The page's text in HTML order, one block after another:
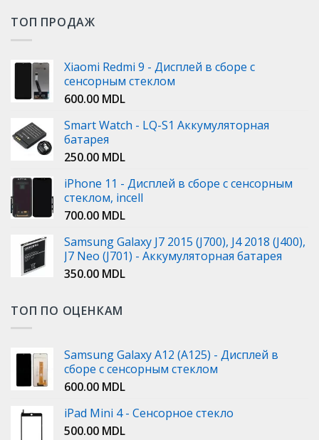
ТОП ПРОДАЖ
Xiaomi Redmi 9 - Дисплей в сборе с
сенсорным стеклом
600.00 MDL
Smart Watch - LQ-S1 Аккумуляторная
батарея
250.00 MDL
iPhone 11 - Дисплей в сборе с сенсорным
стеклом, incell
700.00 MDL
Samsung Galaxy J7 2015 (J700), J4 2018 (J400),
J7 Neo (J701) - Аккумуляторная батарея
350.00 MDL
ТОП ПО ОЦЕНКАМ
Samsung Galaxy A12 (A125) - Дисплей в
сборе с сенсорным стеклом
600.00 MDL
iPad Mini 4 - Сенсорное стекло
500.00 MDL